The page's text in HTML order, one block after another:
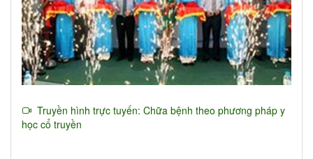
Truyền hình trực tuyến: Chữa bệnh theo phương pháp y
học cổ truyền